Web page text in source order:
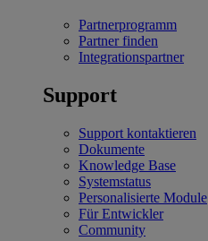
Partnerprogramm
Partner finden
Integrationspartner
Support
Support kontaktieren
Dokumente
Knowledge Base
Systemstatus
Personalisierte Module
Für Entwickler
Community